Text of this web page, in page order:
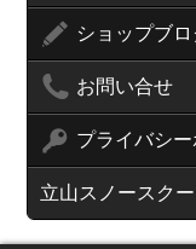
ショップブ
お問い合せ
プライバシ
立山スノースク